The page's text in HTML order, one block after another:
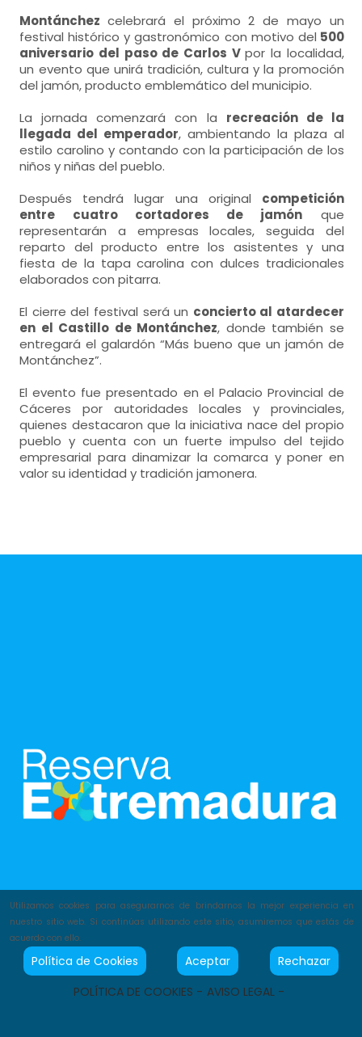
Montánchezcelebrará el próximo 2 de mayo un
festival histórico y gastronómico con motivo del 500
aniversario del paso de Carlos Vpor la localidad,
un evento que unirá tradición, cultura y la promoción
del jamón, producto emblemático del municipio.
La jornada comenzará con la recreación de la
llegada del emperador, ambientando la plaza al
estilo carolino y contando con la participación de los
niños y niñas del pueblo.
Después tendrá lugar una original competición
entre cuatro cortadores de jamón que
representarán a empresas locales, seguida del
reparto del producto entre los asistentes y una
fiesta de la tapa carolina con dulces tradicionales
elaborados con pitarra.
El cierre del festival será un concierto al atardecer
en el Castillo de Montánchez, donde también se
entregará el galardón “Más bueno que un jamón de
Montánchez”.
El evento fue presentado en el Palacio Provincial de
Cáceres por autoridades locales y provinciales,
quienes destacaron que la iniciativa nace del propio
pueblo y cuenta con un fuerte impulso del tejido
empresarial para dinamizar la comarca y poner en
valor su identidad y tradición jamonera.
POLÍTICA DE COOKIES - AVISO LEGAL -
Utilizamos cookies para asegurarnos de brindarnos la mejor experiencia en
nuestro sitio web. Si continúas utilizando este sitio, asumiremos que estás de
acuerdo con ello.
Política de Cookies Aceptar Rechazar